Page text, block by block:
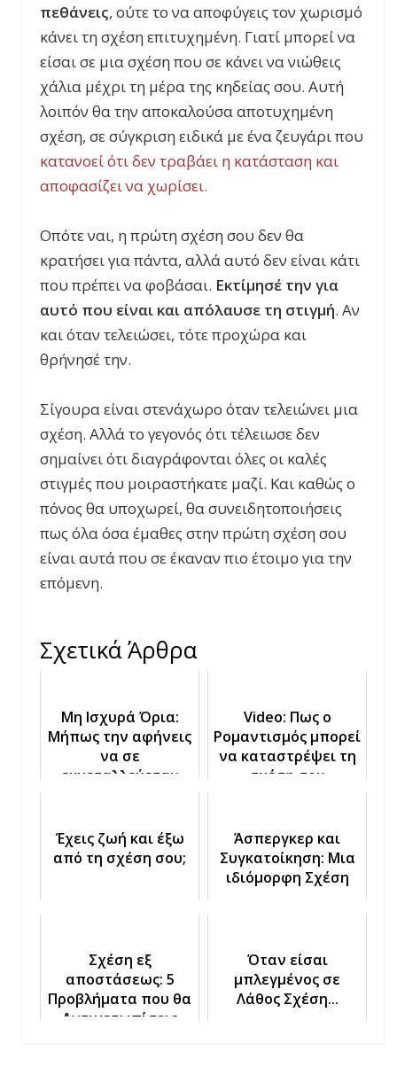
πεθάνεις, ούτε το να αποφύγεις τον χωρισμό
κάνει τη σχέση επιτυχημένη. Γιατί μπορεί να
είσαι σε μια σχέση που σε κάνει να νιώθεις
χάλια μέχρι τη μέρα της κηδείας σου. Αυτή
λοιπόν θα την αποκαλούσα αποτυχημένη
σχέση, σε σύγκριση ειδικά με ένα ζευγάρι που
κατανοεί ότι δεν τραβάει η κατάσταση και
αποφασίζει να χωρίσει.
Οπότε ναι, η πρώτη σχέση σου δεν θα
κρατήσει για πάντα, αλλά αυτό δεν είναι κάτι
που πρέπει να φοβάσαι. Εκτίμησέ την για
αυτό που είναι και απόλαυσε τη στιγμή. Αν
και όταν τελειώσει, τότε προχώρα και
θρήνησέ την.
Σίγουρα είναι στενάχωρο όταν τελειώνει μια
σχέση. Αλλά το γεγονός ότι τέλειωσε δεν
σημαίνει ότι διαγράφονται όλες οι καλές
στιγμές που μοιραστήκατε μαζί. Και καθώς ο
πόνος θα υποχωρεί, θα συνειδητοποιήσεις
πως όλα όσα έμαθες στην πρώτη σχέση σου
είναι αυτά που σε έκαναν πιο έτοιμο για την
επόμενη.
Σχετικά Άρθρα
Μη Ισχυρά Όρια:
Μήπως την αφήνεις
να σε
εκμεταλλεύεται;
Video: Πως ο
Ρομαντισμός μπορεί
να καταστρέψει τη
σχέση σου
Έχεις ζωή και έξω
από τη σχέση σου;
Άσπεργκερ και
Συγκατοίκηση: Μια
ιδιόμορφη Σχέση
Σχέση εξ
αποστάσεως: 5
Προβλήματα που θα
Αντιμετωπίσεις
Όταν είσαι
μπλεγμένος σε
Λάθος Σχέση...